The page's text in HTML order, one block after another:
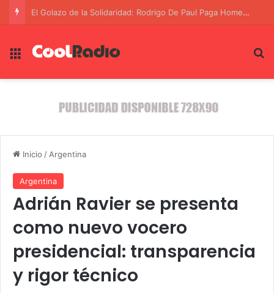
La Negociación Inestable entre Estados Unidos e Irán: Un Juego de Presiones y Concesiones
Menú
Inicio / Argentina
Argentina
Adrián Ravier se presenta
como nuevo vocero
presidencial: transparencia
y rigor técnico